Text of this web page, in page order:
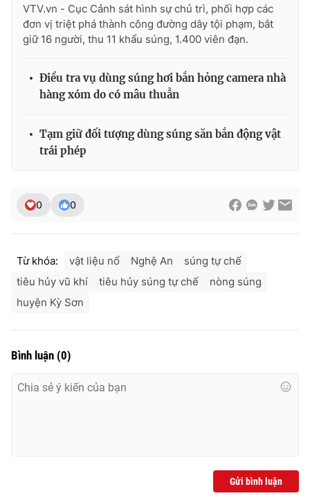
Ðiện thoại Thời báo VTV:024.66 897 897
Email:toasoan@vtv.vn
Liên hệ quảng cáo:024-7300.7108
thuận bằng văn bản. Ghi rõ nguồn VTV.vn khi phát hành lại
thông tin từ website này.
VTV.vn - Cục Cảnh sát hình sự chủ trì, phối hợp các
đơn vị triệt phá thành công đường dây tội phạm, bắt
giữ 16 người, thu 11 khẩu súng, 1.400 viên đạn.
Điều tra vụ dùng súng hơi bắn hỏng camera nhà
hàng xóm do có mâu thuẫn
Tạm giữ đối tượng dùng súng săn bắn động vật
trái phép
0 0
Từ khóa: vật liệu nổ Nghệ An
súng tự chế
tiêu hủy vũ khí
tiêu hủy súng tự chế
nòng súng
huyện Kỳ Sơn
Bình luận (0)
Gửi bình luận